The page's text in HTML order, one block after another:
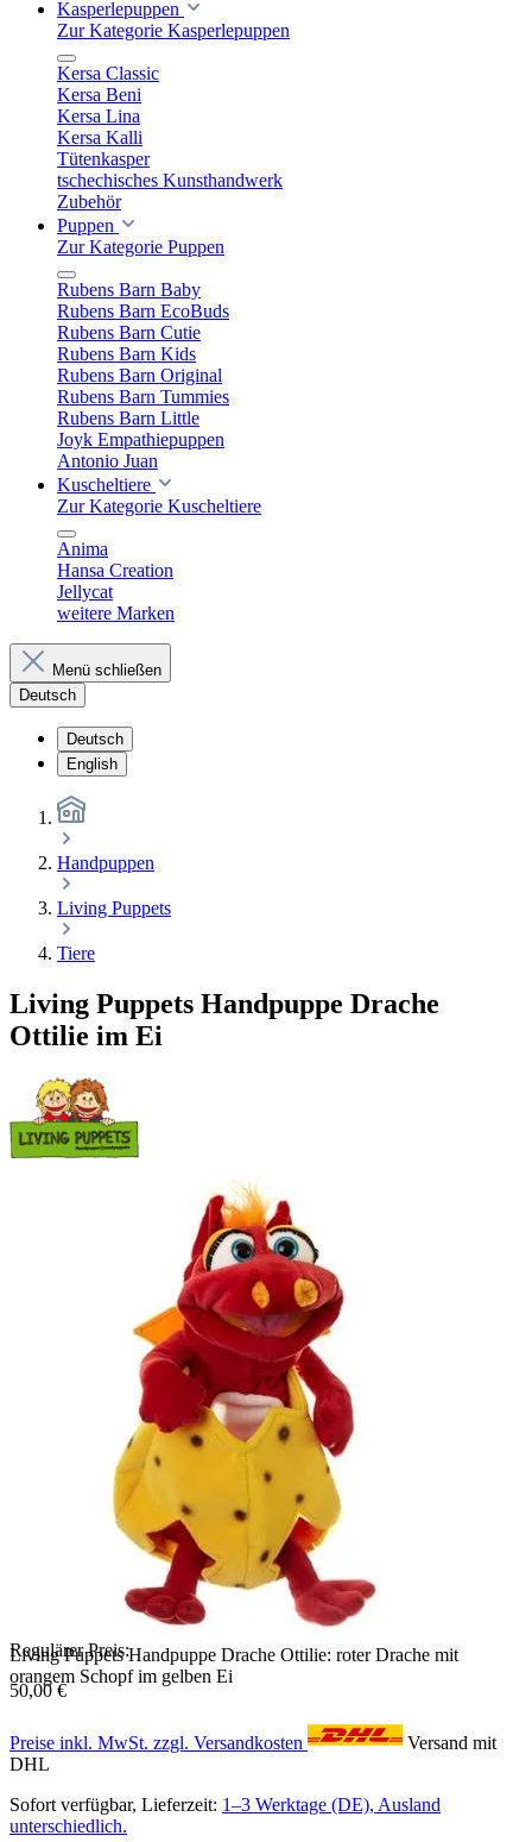
Kasperlepuppen
Zur Kategorie Kasperlepuppen
Kersa Classic
Kersa Beni
Kersa Lina
Kersa Kalli
Tütenkasper
tschechisches Kunsthandwerk
Zubehör
Puppen
Zur Kategorie Puppen
Rubens Barn Baby
Rubens Barn EcoBuds
Rubens Barn Cutie
Rubens Barn Kids
Rubens Barn Original
Rubens Barn Tummies
Rubens Barn Little
Joyk Empathiepuppen
Antonio Juan
Kuscheltiere
Zur Kategorie Kuscheltiere
Anima
Hansa Creation
Jellycat
weitere Marken
Menü schließen
Deutsch
Deutsch
English
Handpuppen
Living Puppets
Tiere
Living Puppets Handpuppe Drache
Ottilie im Ei
Living Puppets Handpuppe Drache Ottilie: roter Drache mit
orangem Schopf im gelben Ei
Regulärer Preis:
50,00 €
Preise inkl. MwSt. zzgl. Versandkosten
Versand mit
DHL
Sofort verfügbar, Lieferzeit: 1–3 Werktage (DE), Ausland
unterschiedlich.